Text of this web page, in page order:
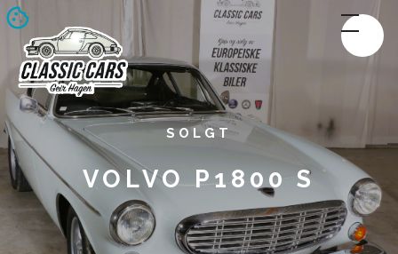
SOLGT
VOLVO P1800 S